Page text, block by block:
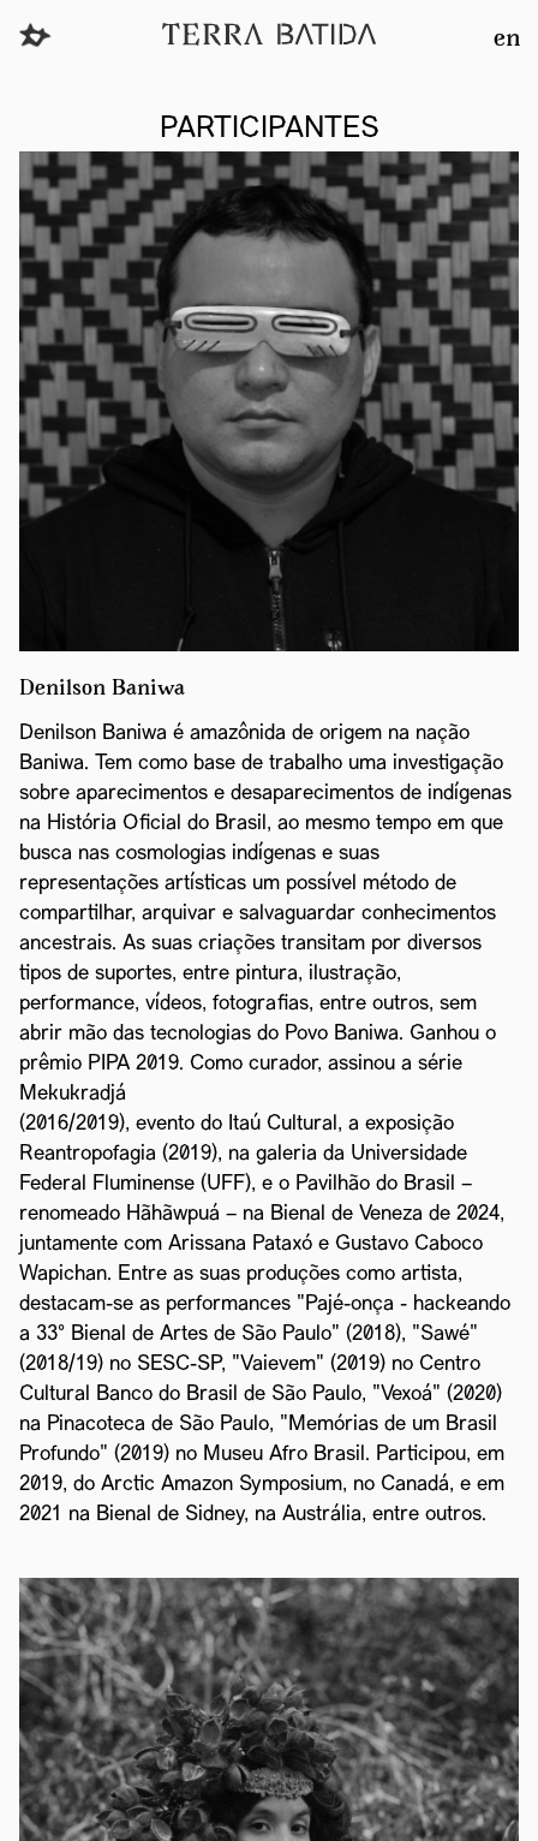
en
PARTICIPANTES
Denilson Baniwa
Denilson Baniwa é amazônida de origem na nação
Baniwa. Tem como base de trabalho uma investigação
sobre aparecimentos e desaparecimentos de indígenas
na História Oficial do Brasil, ao mesmo tempo em que
busca nas cosmologias indígenas e suas
representações artísticas um possível método de
compartilhar, arquivar e salvaguardar conhecimentos
ancestrais. As suas criações transitam por diversos
tipos de suportes, entre pintura, ilustração,
performance, vídeos, fotografias, entre outros, sem
abrir mão das tecnologias do Povo Baniwa. Ganhou o
prêmio PIPA 2019. Como curador, assinou a série
Mekukradjá
(2016/2019), evento do Itaú Cultural, a exposição
Reantropofagia (2019), na galeria da Universidade
Federal Fluminense (UFF), e o Pavilhão do Brasil –
renomeado Hãhãwpuá – na Bienal de Veneza de 2024,
juntamente com Arissana Pataxó e Gustavo Caboco
Wapichan. Entre as suas produções como artista,
destacam-se as performances "Pajé-onça - hackeando
a 33° Bienal de Artes de São Paulo" (2018), "Sawé"
(2018/19) no SESC-SP, "Vaievem" (2019) no Centro
Cultural Banco do Brasil de São Paulo, "Vexoá" (2020)
na Pinacoteca de São Paulo, "Memórias de um Brasil
Profundo" (2019) no Museu Afro Brasil. Participou, em
2019, do Arctic Amazon Symposium, no Canadá, e em
2021 na Bienal de Sidney, na Austrália, entre outros.